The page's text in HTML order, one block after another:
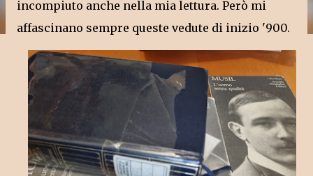
incompiuto anche nella mia lettura. Però mi
affascinano sempre queste vedute di inizio '900.